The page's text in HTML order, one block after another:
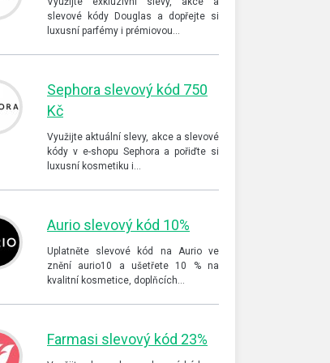
slevové kódy Douglas a dopřejte si
luxusní parfémy i prémiovou…
Sephora slevový kód 750
Kč
Využijte aktuální slevy, akce a slevové
kódy v e-shopu Sephora a pořiďte si
luxusní kosmetiku i…
Aurio slevový kód 10%
Uplatněte slevové kód na Aurio ve
znění aurio10 a ušetřete 10 % na
kvalitní kosmetice, doplňcích…
Farmasi slevový kód 23%